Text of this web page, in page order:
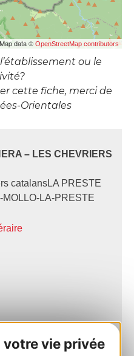
vie privée
data © OpenStreetMap contributors
ou le
cette fiche, merci de
Orientales
– LES CHEVRIERS
catalansLA PRESTE
LA-PRESTE